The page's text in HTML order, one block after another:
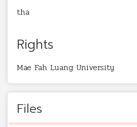
tha
Rights
Mae Fah Luang University
Files